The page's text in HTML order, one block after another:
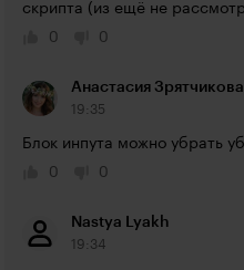
скрипта (из ещё не
0
0
Анастасия Зрятчикова
19:35
Блок инпута можно убрать
0
0
Nastya Lyakh
19:34